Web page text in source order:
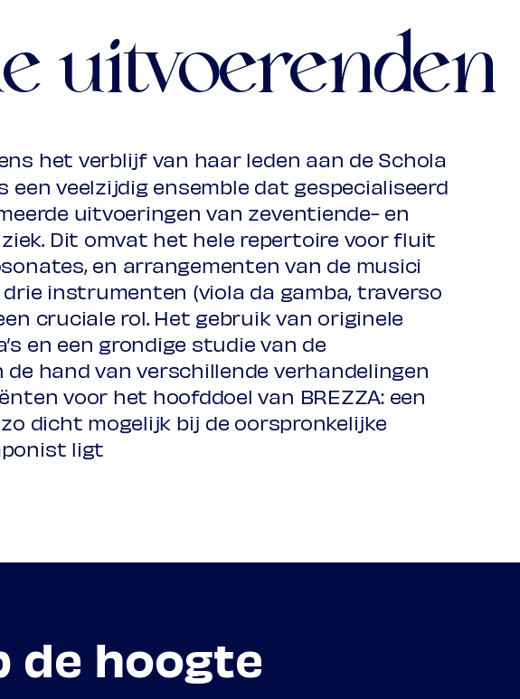
akte 3)
2)
(uit: Giulio Cesare in Egitto, akte 3,
uitvoerenden
het verblijf van haar leden aan de Schola
een veelzijdig ensemble dat gespecialiseerd
uitvoeringen van zeventiende- en
Dit omvat het hele repertoire voor fluit
en arrangementen van de musici
instrumenten (viola da gamba, traverso
cruciale rol. Het gebruik van originele
en een grondige studie van de
hand van verschillende verhandelingen
voor het hoofddoel van BREZZA: een
dicht mogelijk bij de oorspronkelijke
ligt
de hoogte